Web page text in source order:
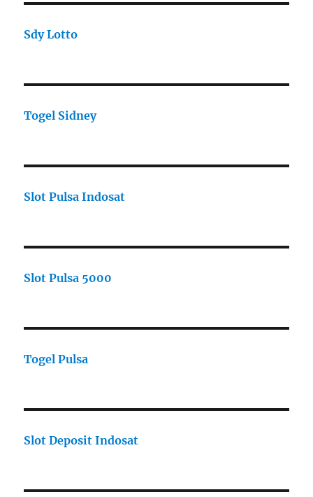
Sdy Lotto
Togel Sidney
Slot Pulsa Indosat
Slot Pulsa 5000
Togel Pulsa
Slot Deposit Indosat